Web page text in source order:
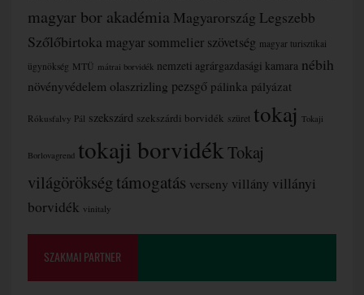
magyar bor akadémia Magyarország Legszebb
Szőlőbirtoka magyar sommelier szövetség magyar turisztikai
ügynökség MTÜ mátrai borvidék nemzeti agrárgazdasági kamara nébih
növényvédelem olaszrizling pezsgő pálinka pályázat
Rókusfalvy Pál szekszárd szekszárdi borvidék szüret tokaj Tokaji
Borlovagrend tokaji borvidékTokaj
világörökségtámogatás verseny villány villányi
borvidék vinitaly
SZAKMAI PARTNER